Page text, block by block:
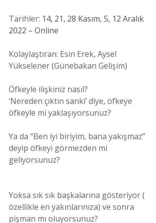
Tarihler: 14, 21, 28 Kasım, 5, 12 Aralık
2022 – Online
Kolaylaştıran: Esin Erek, Aysel
Yükselener (Günebakan Gelişim)
Öfkeyle ilişkiniz nasıl?
‘Nereden çıktın sanki’ diye, öfkeye
öfkeyle mi yaklaşıyorsunuz?
Ya da “Ben iyi biriyim, bana yakışmaz”
deyip öfkeyi görmezden mi
geliyorsunuz?
Yoksa sık sık başkalarına gösteriyor (
özellikle en yakınlarınıza) ve sonra
pişman mı oluyorsunuz?